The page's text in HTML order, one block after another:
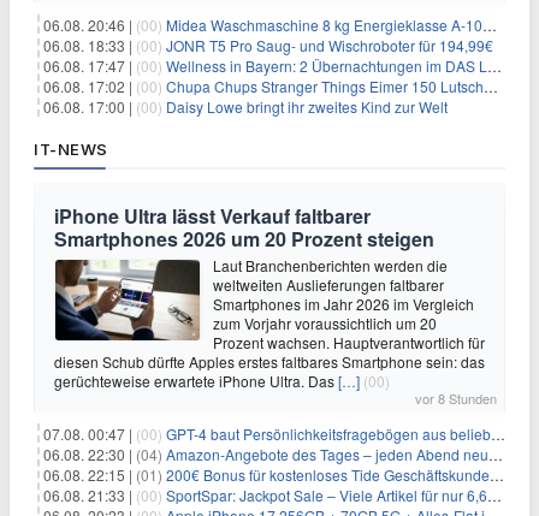
06.08. 20:46 | (00) Midea Waschmaschine 8 kg Energieklasse A-10% 1400 U/Min für 289,97€
06.08. 18:33 | (00) JONR T5 Pro Saug- und Wischroboter für 194,99€
06.08. 17:47 | (00) Wellness in Bayern: 2 Übernachtungen im DAS LUDWIG Sports Resort inkl. HP + Wellness ab 174€ p.P.
06.08. 17:02 | (00) Chupa Chups Stranger Things Eimer 150 Lutscher für 21,95€
06.08. 17:00 | (00) Daisy Lowe bringt ihr zweites Kind zur Welt
IT-NEWS
iPhone Ultra lässt Verkauf faltbarer
Smartphones 2026 um 20 Prozent steigen
Laut Branchenberichten werden die
weltweiten Auslieferungen faltbarer
Smartphones im Jahr 2026 im Vergleich
zum Vorjahr voraussichtlich um 20
Prozent wachsen. Hauptverantwortlich für
diesen Schub dürfte Apples erstes faltbares Smartphone sein: das
gerüchteweise erwartete iPhone Ultra. Das[…] (00)
vor 8 Stunden
07.08. 00:47 | (00) GPT-4 baut Persönlichkeitsfragebögen aus beliebigen Texten und sagt Antworten voraus
06.08. 22:30 | (04) Amazon-Angebote des Tages – jeden Abend neue Deals zum Stöbern
06.08. 22:15 | (01) 200€ Bonus für kostenloses Tide Geschäftskundenkonto
06.08. 21:33 | (00) SportSpar: Jackpot Sale – Viele Artikel für nur 6,66€ – nur 48 Stunden